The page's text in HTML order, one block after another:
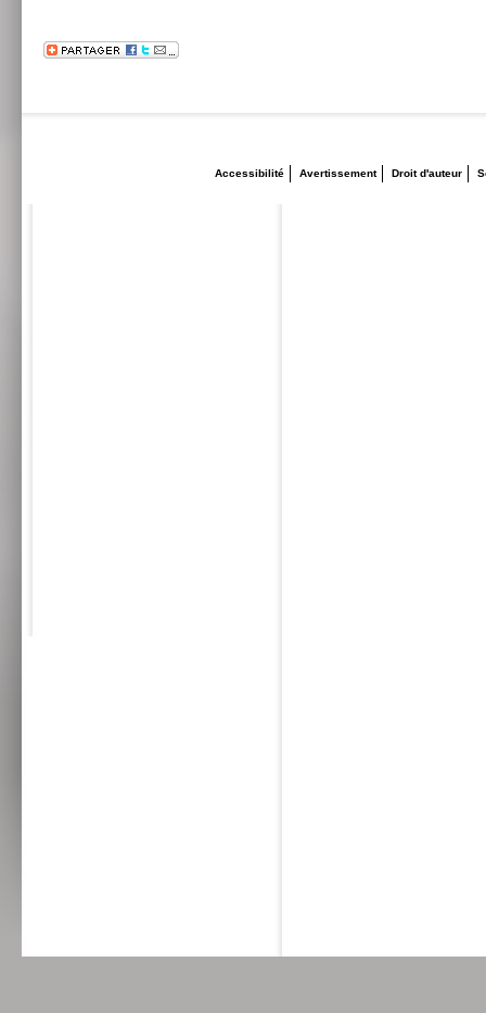
Accessibilité Avertissement Droit d'auteur